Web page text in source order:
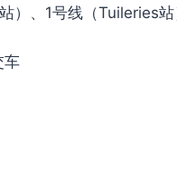
）、1号线（Tuileries
车